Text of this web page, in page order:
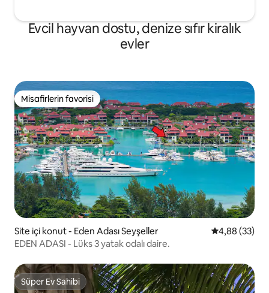
Evcil hayvan dostu, denize sıfır kiralık
evler
Misafirlerin favorisi
Misafirlerin favorisi
Site içi konut - Eden Adası Seyşeller 5 üzerinden
4,88 (33)
EDEN ADASI - Lüks 3 yatak odalı daire.
Süper Ev Sahibi
Süper Ev Sahibi